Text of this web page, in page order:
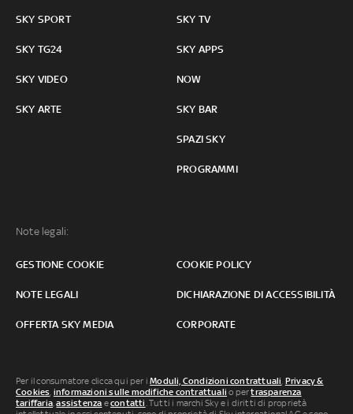
SKY SPORT
SKY TG24
SKY VIDEO
SKY ARTE
SKY TV
SKY APPS
NOW
SKY BAR
SPAZI SKY
PROGRAMMI
Note legali:
GESTIONE COOKIE COOKIE POLICY
NOTE LEGALI DICHIARAZIONE DI ACCESSIBILITÀ
OFFERTA SKY MEDIA CORPORATE
Per il consumatore clicca qui per iModuli, Condizioni contrattuali, Privacy &
Cookies, informazioni sulle modifiche contrattuali o pertrasparenza
tariffaria,assistenza econtatti. Tutti i marchi Sky e i diritti di proprietà